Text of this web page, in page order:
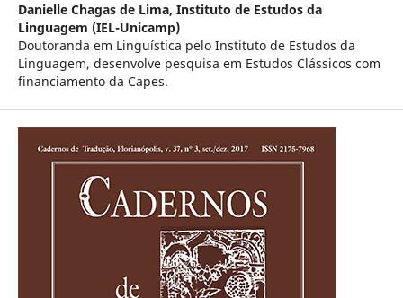
Danielle Chagas de Lima, Instituto de Estudos da
Linguagem (IEL-Unicamp)
Doutoranda em Linguística pelo Instituto de Estudos da
Linguagem, desenvolve pesquisa em Estudos Clássicos com
financiamento da Capes.